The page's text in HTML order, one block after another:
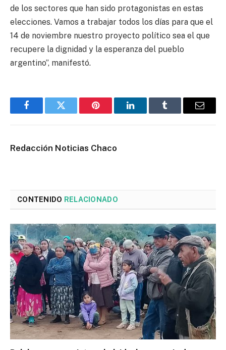
de los sectores que han sido protagonistas en estas
elecciones. Vamos a trabajar todos los días para que el
14 de noviembre nuestro proyecto político sea el que
recupere la dignidad y la esperanza del pueblo
argentino”, manifestó.
FacebookTwitter Pinterest LinkedInTumblr Email
Redacción Noticias Chaco
CONTENIDO RELACIONADO